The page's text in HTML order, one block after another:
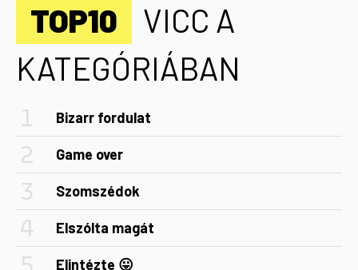
TOP10
VICC A
KATEGÓRIÁBAN
Bizarr fordulat
Game over
Szomszédok
Elszólta magát
Elintézte 😛